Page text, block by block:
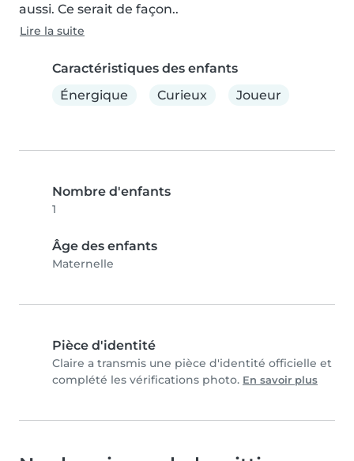
aussi. Ce serait de façon..
Lire la suite
Caractéristiques des enfants
Énergique
Curieux Joueur
Nombre d'enfants
1
Âge des enfants
Maternelle
Pièce d'identité
Claire a transmis une pièce d'identité officielle et
complété les vérifications photo. En savoir plus